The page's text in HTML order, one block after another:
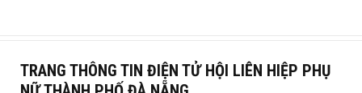
TRANG THÔNG TIN ĐIỆN TỬ HỘI LIÊN HIỆP PHỤ